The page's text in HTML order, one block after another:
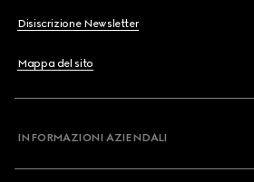
Disiscrizione Newsletter
Mappa del sito
INFORMAZIONI AZIENDALI